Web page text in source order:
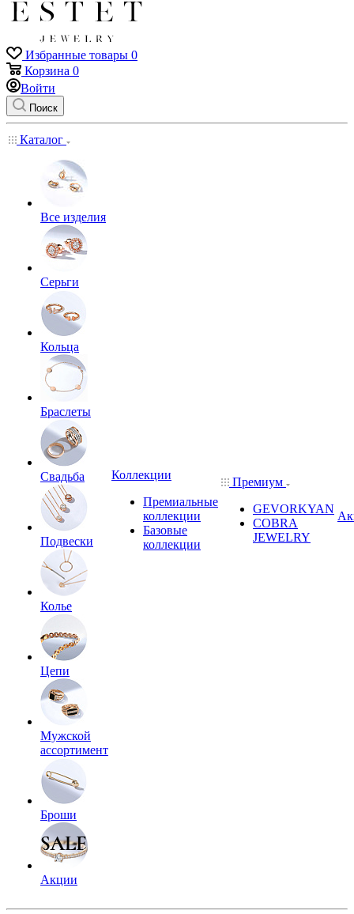
Избранные товары 0
Корзина 0
Войти
Поиск
Каталог
Все изделия
Серьги
Кольца
Браслеты
Свадьба
Подвески
Колье
Цепи
Мужской
ассортимент
Броши
Акции
Коллекции
Премиальные
коллекции
Базовые
коллекции
Премиум
GEVORKYAN
COBRA
JEWELRY